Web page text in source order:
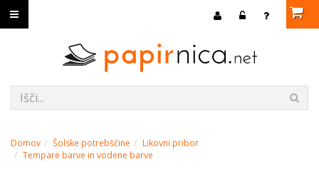
Domov Šolske potrebščine
Likovni pribor
Tempare barve in vodene barve